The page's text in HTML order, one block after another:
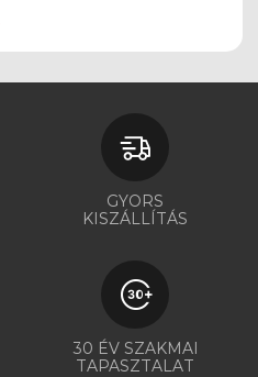
GYORS
KISZÁLLÍTÁS
30 ÉV SZAKMAI
TAPASZTALAT